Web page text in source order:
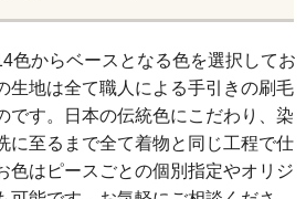
色からベースとなる色を選択してお
生地は全て職人による手引きの刷毛
です。日本の伝統色にこだわり、染
に至るまで全て着物と同じ工程で仕
色はピースごとの個別指定やオリジ